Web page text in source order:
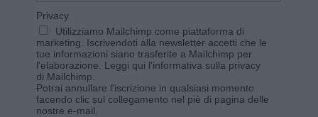
Privacy
Utilizziamo Mailchimp come piattaforma di
marketing. Iscrivendoti alla newsletter accetti che le
tue informazioni siano trasferite a Mailchimp per
l'elaborazione. Leggi qui l'informativa sulla privacy
di Mailchimp
Potrai annullare l'iscrizione in qualsiasi momento
facendo clic sul collegamento nel piè di pagina delle
nostre e-mail.